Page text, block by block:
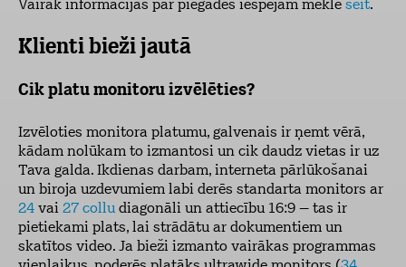
Vairāk informācijas par piegādes iespējām meklē šeit.
Klienti bieži jautā
Cik platu monitoru izvēlēties?
Izvēloties monitora platumu, galvenais ir ņemt vērā,
kādam nolūkam to izmantosi un cik daudz vietas ir uz
Tava galda. Ikdienas darbam, interneta pārlūkošanai
un biroja uzdevumiem labi derēs standarta monitors ar
24 vai 27 collu diagonāli un attiecību 16:9 – tas ir
pietiekami plats, lai strādātu ar dokumentiem un
skatītos video. Ja bieži izmanto vairākas programmas